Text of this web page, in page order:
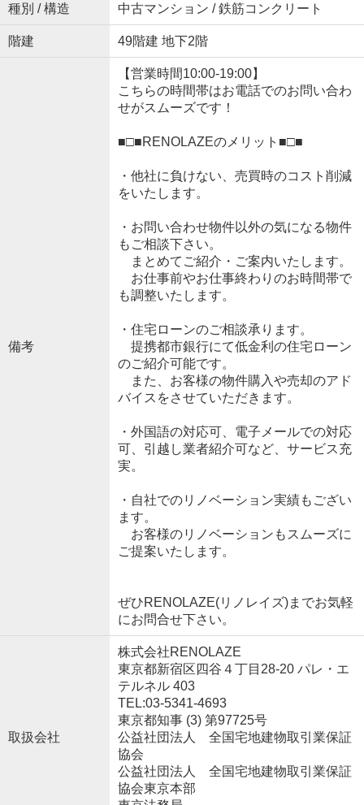
種別 / 構造 中古マンション / 鉄筋コンクリート
階建 49階建 地下2階
備考
【営業時間10:00-19:00】
こちらの時間帯はお電話でのお問い合わ
せがスムーズです！
■□■RENOLAZEのメリット■□■
・他社に負けない、売買時のコスト削減
をいたします。
・お問い合わせ物件以外の気になる物件
もご相談下さい。
まとめてご紹介・ご案内いたします。
お仕事前やお仕事終わりのお時間帯で
も調整いたします。
・住宅ローンのご相談承ります。
提携都市銀行にて低金利の住宅ローン
のご紹介可能です。
また、お客様の物件購入や売却のアド
バイスをさせていただきます。
・外国語の対応可、電子メールでの対応
可、引越し業者紹介可など、サービス充
実。
・自社でのリノベーション実績もござい
ます。
お客様のリノベーションもスムーズに
ご提案いたします。
ぜひRENOLAZE(リノレイズ)までお気軽
にお問合せ下さい。
取扱会社
株式会社RENOLAZE
東京都新宿区四谷４丁目28-20 パレ・エ
テルネル 403
TEL:03-5341-4693
東京都知事 (3) 第97725号
公益社団法人 全国宅地建物取引業保証
協会
公益社団法人 全国宅地建物取引業保証
協会東京本部